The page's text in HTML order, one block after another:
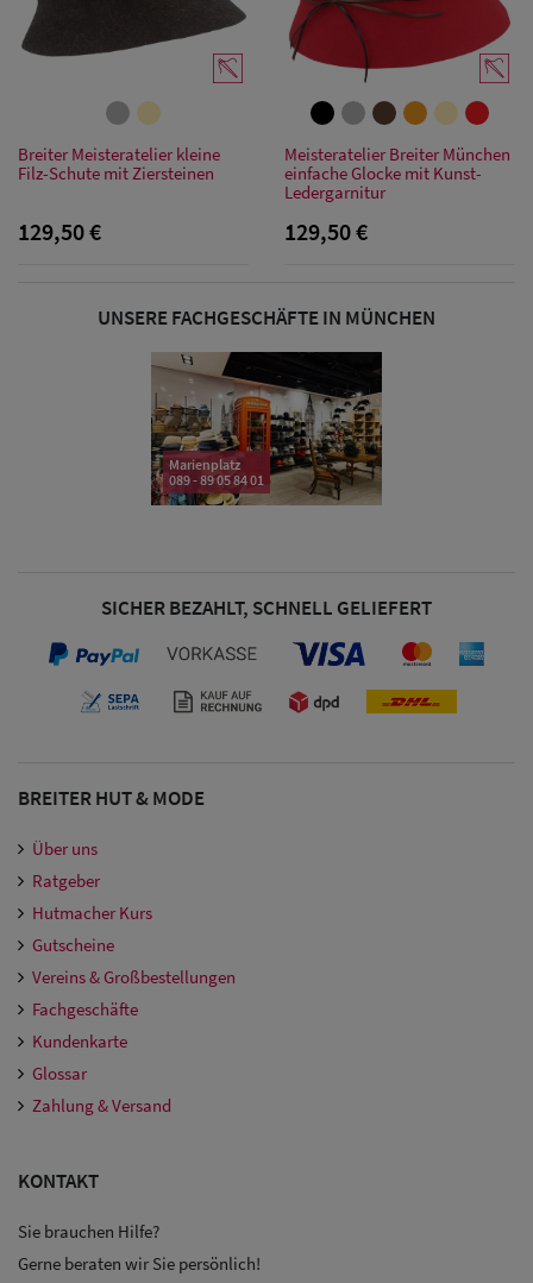
Sonnenschilder
Damen
Snapback Caps
Großgrößen
Breiter Meisteratelier kleine
Filz-Schute mit Ziersteinen
129,50 €
Meisteratelier Breiter München
einfache Glocke mit Kunst-
Ledergarnitur
129,50 €
UNSERE FACHGESCHÄFTE IN MÜNCHEN
Marienplatz
089 - 89 05 84 01
SICHER BEZAHLT, SCHNELL GELIEFERT
BREITER HUT & MODE
Über uns
Ratgeber
Hutmacher Kurs
Gutscheine
Vereins & Großbestellungen
Fachgeschäfte
Kundenkarte
Glossar
Zahlung & Versand
KONTAKT
Sie brauchen Hilfe?
Gerne beraten wir Sie persönlich!